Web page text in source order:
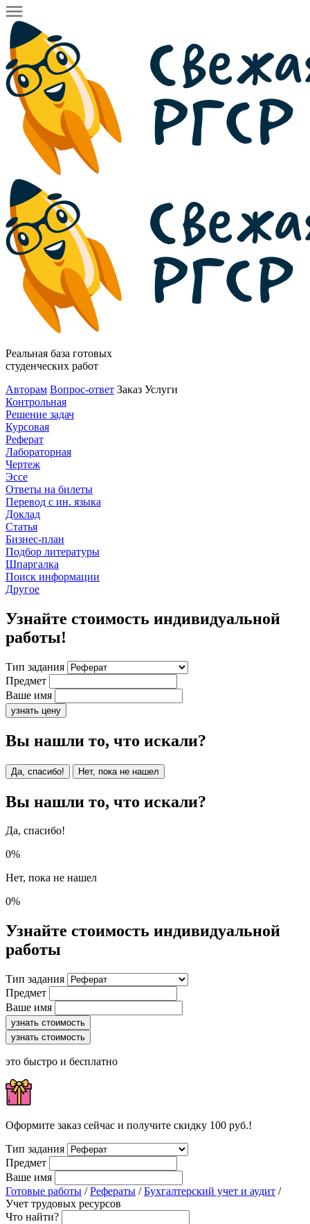
Реальная база готовых
студенческих работ
Авторам Вопрос-ответ Заказ Услуги
Контрольная
Решение задач
Курсовая
Реферат
Лабораторная
Чертеж
Эссе
Ответы на билеты
Перевод с ин. языка
Доклад
Статья
Бизнес-план
Подбор литературы
Шпаргалка
Поиск информации
Другое
Узнайте стоимость индивидуальной
работы!
Тип задания
Предмет
Ваше имя
узнать цену
Вы нашли то, что искали?
Да, спасибо! Нет, пока не нашел
Вы нашли то, что искали?
Да, спасибо!
0%
Нет, пока не нашел
0%
Узнайте стоимость индивидуальной
работы
Тип задания
Предмет
Ваше имя
узнать стоимость
узнать стоимость
это быстро и бесплатно
Оформите заказ сейчас и получите скидку 100 руб.!
Тип задания
Предмет
Ваше имя
Готовые работы /Рефераты /Бухгалтерский учет и аудит /
Учет трудовых ресурсов
Что найти?